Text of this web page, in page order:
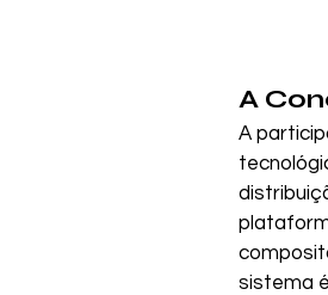
A
A
sistema